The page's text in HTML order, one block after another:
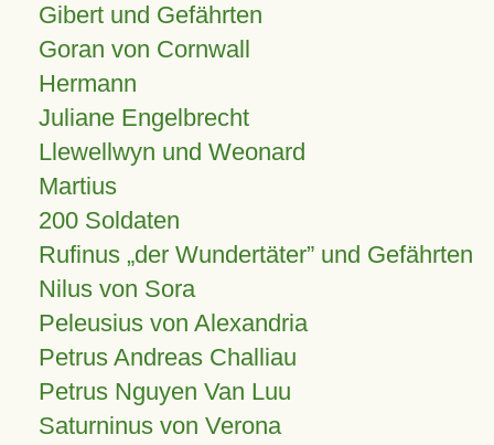
Gibert und Gefährten
Goran von Cornwall
Hermann
Juliane Engelbrecht
Llewellwyn und Weonard
Martius
200 Soldaten
Rufinus „der Wundertäter” und Gefährten
Nilus von Sora
Peleusius von Alexandria
Petrus Andreas Challiau
Petrus Nguyen Van Luu
Saturninus von Verona